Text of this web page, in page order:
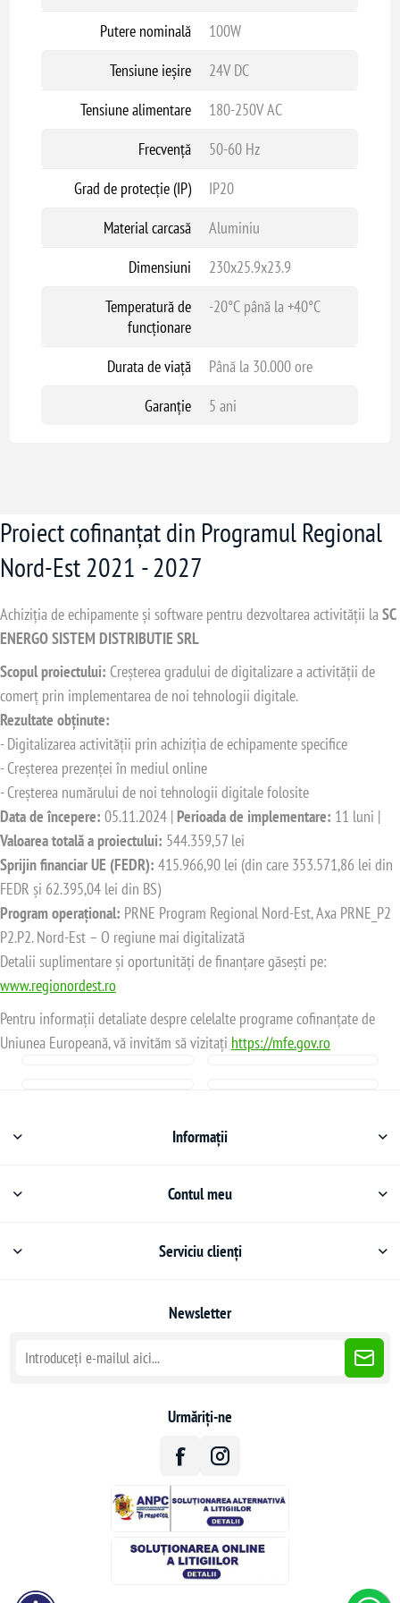
Certificări: CEPutere nominală
100W
Tensiune ieșire
24V DC
Tensiune alimentare
180-250V AC
Frecvență
50-60 Hz
Grad de protecție (IP)
IP20
Material carcasă
Aluminiu
Dimensiuni
230x25.9x23.9
Temperatură de
funcționare
-20°C până la +40°C
Durata de viață
Până la 30.000 ore
Garanție
5 ani
Proiect cofinanțat din Programul Regional
Nord-Est 2021 - 2027
Achiziția de echipamente și software pentru dezvoltarea activității laSC
ENERGO SISTEM DISTRIBUTIE SRL
Scopul proiectului: Creșterea gradului de digitalizare a activității de
comerț prin implementarea de noi tehnologii digitale.
Rezultate obținute:
- Digitalizarea activității prin achiziția de echipamente specifice
- Creșterea prezenței în mediul online
- Creșterea numărului de noi tehnologii digitale folosite
Data de începere: 05.11.2024 | Perioada de implementare: 11 luni |
Valoarea totală a proiectului: 544.359,57 lei
Sprijin financiar UE (FEDR): 415.966,90 lei (din care 353.571,86 lei din
FEDR și 62.395,04 lei din BS)
Program operațional: PRNE Program Regional Nord-Est, Axa PRNE_P2
P2.P2. Nord-Est – O regiune mai digitalizată
Detalii suplimentare și oportunități de finanțare găsești pe:
www.regionordest.ro
Pentru informații detaliate despre celelalte programe cofinanțate de
Uniunea Europeană, vă invităm să vizitați https://mfe.gov.ro
Informații
Contul meu
Serviciu clienți
Newsletter
Urmăriți-ne